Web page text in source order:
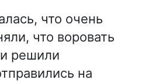
что очень
что воровать
решили
на